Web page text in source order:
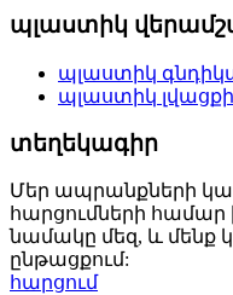
պլաստիկ
պլաստիկ
պլաստիկ
տեղեկագիր
Մեր ապրանքների
հարցումների համար
նամակը մեզ, և
ընթացքում:
հարցում